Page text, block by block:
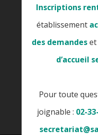
Inscriptions
établissement
des demandeset
d’accueil
Pour toute
joignable : 02-